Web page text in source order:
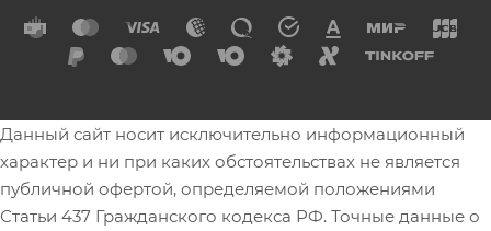
Данный сайт носит исключительно информационный
характер и ни при каких обстоятельствах не является
публичной офертой, определяемой положениями
Статьи 437 Гражданского кодекса РФ. Точные данные о